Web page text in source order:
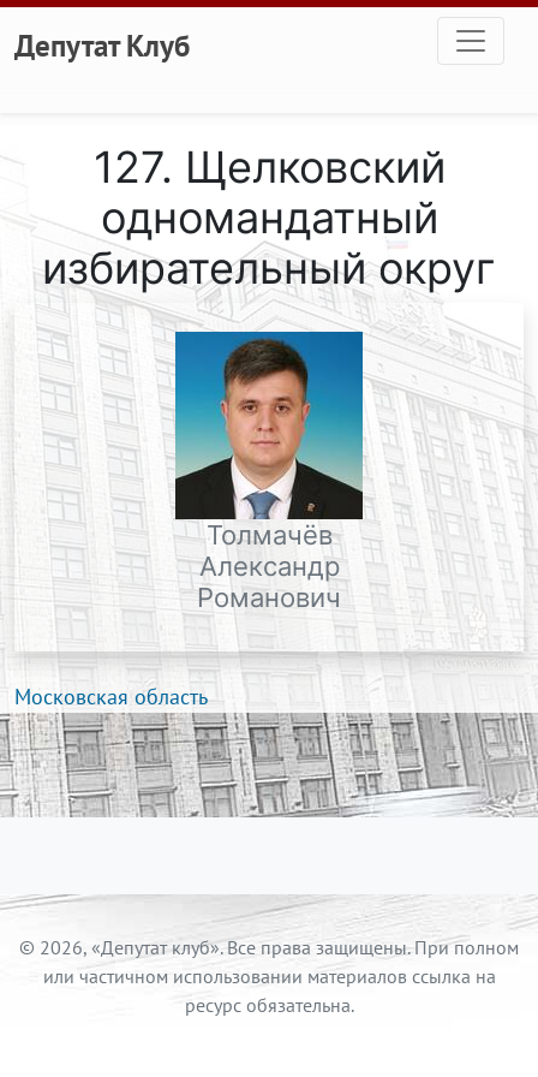
Перейти к основному содержанию
Депутат Клуб
127. Щелковский
одномандатный
избирательный округ
Толмачёв
Александр
Романович
Московская область
© 2026, «Депутат клуб». Все права защищены. При полном
или частичном использовании материалов ссылка на
ресурс обязательна.